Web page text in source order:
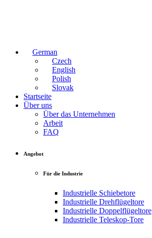
German
Czech
English
Polish
Slovak
Startseite
Über uns
Über das Unternehmen
Arbeit
FAQ
Angebot
Für die Industrie
Industrielle Schiebetore
Industrielle Drehflügeltore
Industrielle Doppelflügeltore
Industrielle Teleskop-Tore